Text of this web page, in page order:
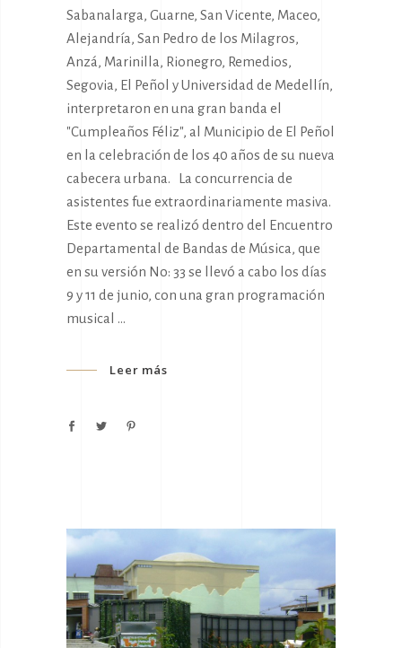
Sabanalarga, Guarne, San Vicente, Maceo,
Alejandría, San Pedro de los Milagros,
Anzá, Marinilla, Rionegro, Remedios,
Segovia, El Peñol y Universidad de Medellín,
interpretaron en una gran banda el
"Cumpleaños Féliz", al Municipio de El Peñol
en la celebración de los 40 años de su nueva
cabecera urbana. La concurrencia de
asistentes fue extraordinariamente masiva.
Este evento se realizó dentro del Encuentro
Departamental de Bandas de Música, que
en su versión No: 33 se llevó a cabo los días
9 y 11 de junio, con una gran programación
musical
Leer más